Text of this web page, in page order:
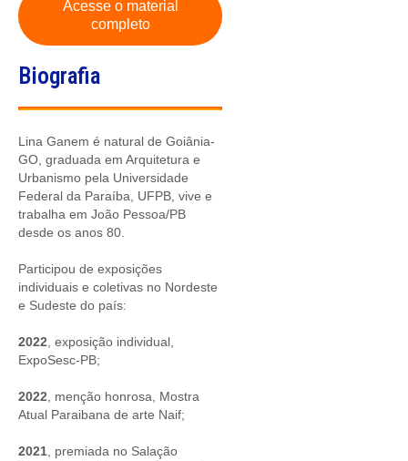
Acesse o material
completo
Biografia
Lina Ganem é natural de Goiânia-
GO, graduada em Arquitetura e
Urbanismo pela Universidade
Federal da Paraíba, UFPB, vive e
trabalha em João Pessoa/PB
desde os anos 80.
Participou de exposições
individuais e coletivas no Nordeste
e Sudeste do país:
2022 , exposição individual,
ExpoSesc-PB;
2022 , menção honrosa, Mostra
Atual Paraibana de arte Naif;
2021 , premiada no Salação